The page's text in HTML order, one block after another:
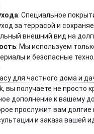
: Специальное
за террасой и
внешний вид на
: Мы используем
и безопасные
для частного дома и
вы получаете не просто
дополнение к вашему
прослужит вам долгие
и заказа вашей